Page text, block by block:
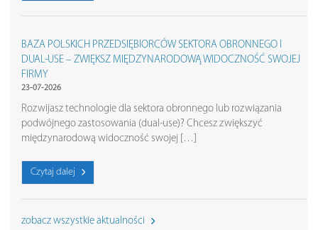
BAZA POLSKICH PRZEDSIĘBIORCÓW SEKTORA OBRONNEGO I
DUAL-USE – ZWIĘKSZ MIĘDZYNARODOWĄ WIDOCZNOŚĆ SWOJEJ
FIRMY
23-07-2026
Rozwijasz technologie dla sektora obronnego lub rozwiązania
podwójnego zastosowania (dual-use)? Chcesz zwiększyć
międzynarodową widoczność swojej […]
Czytaj dalej
zobacz wszystkie aktualności